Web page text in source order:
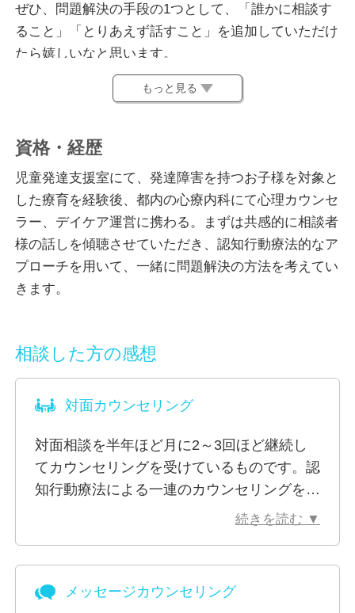
ぜひ、問題解決の手段の1つとして、「誰かに相談す
ること」「とりあえず話すこと」を追加していただけ
たら嬉しいなと思います。
誰かに相談することは、直接的な問題解決にはならな
心に余裕が生まれることで、肩の力を抜いて、冷静に
す。
家族や友人に相談するのもとても良いと思いますが、
周りの人が忙しかったり、距離が近いからこそ、上手
く話しを聞いてもらえなかったりすることがあります
よね。
そんな時はぜひ、気軽にこちらをご利用していただけ
ると嬉しいです。
変更をお願いさせていただく場合がございます。
もっと見る
資格・経歴
児童発達支援室にて、発達障害を持つお子様を対象と
した療育を経験後、都内の心療内科にて心理カウンセ
ラー、デイケア運営に携わる。まずは共感的に相談者
様の話しを傾聴させていただき、認知行動療法的なア
プローチを用いて、一緒に問題解決の方法を考えてい
きます。
相談した方の感想
対面カウンセリング
対面相談を半年ほど月に2～3回ほど継続し
てカウンセリングを受けているものです。認
知行動療法による一連のカウンセリングを受
けたことで、一年前の自分より気持ちが前向
た。最近は信頼できる人と会うことや、新し
続きを読む ▼
メッセージカウンセリング